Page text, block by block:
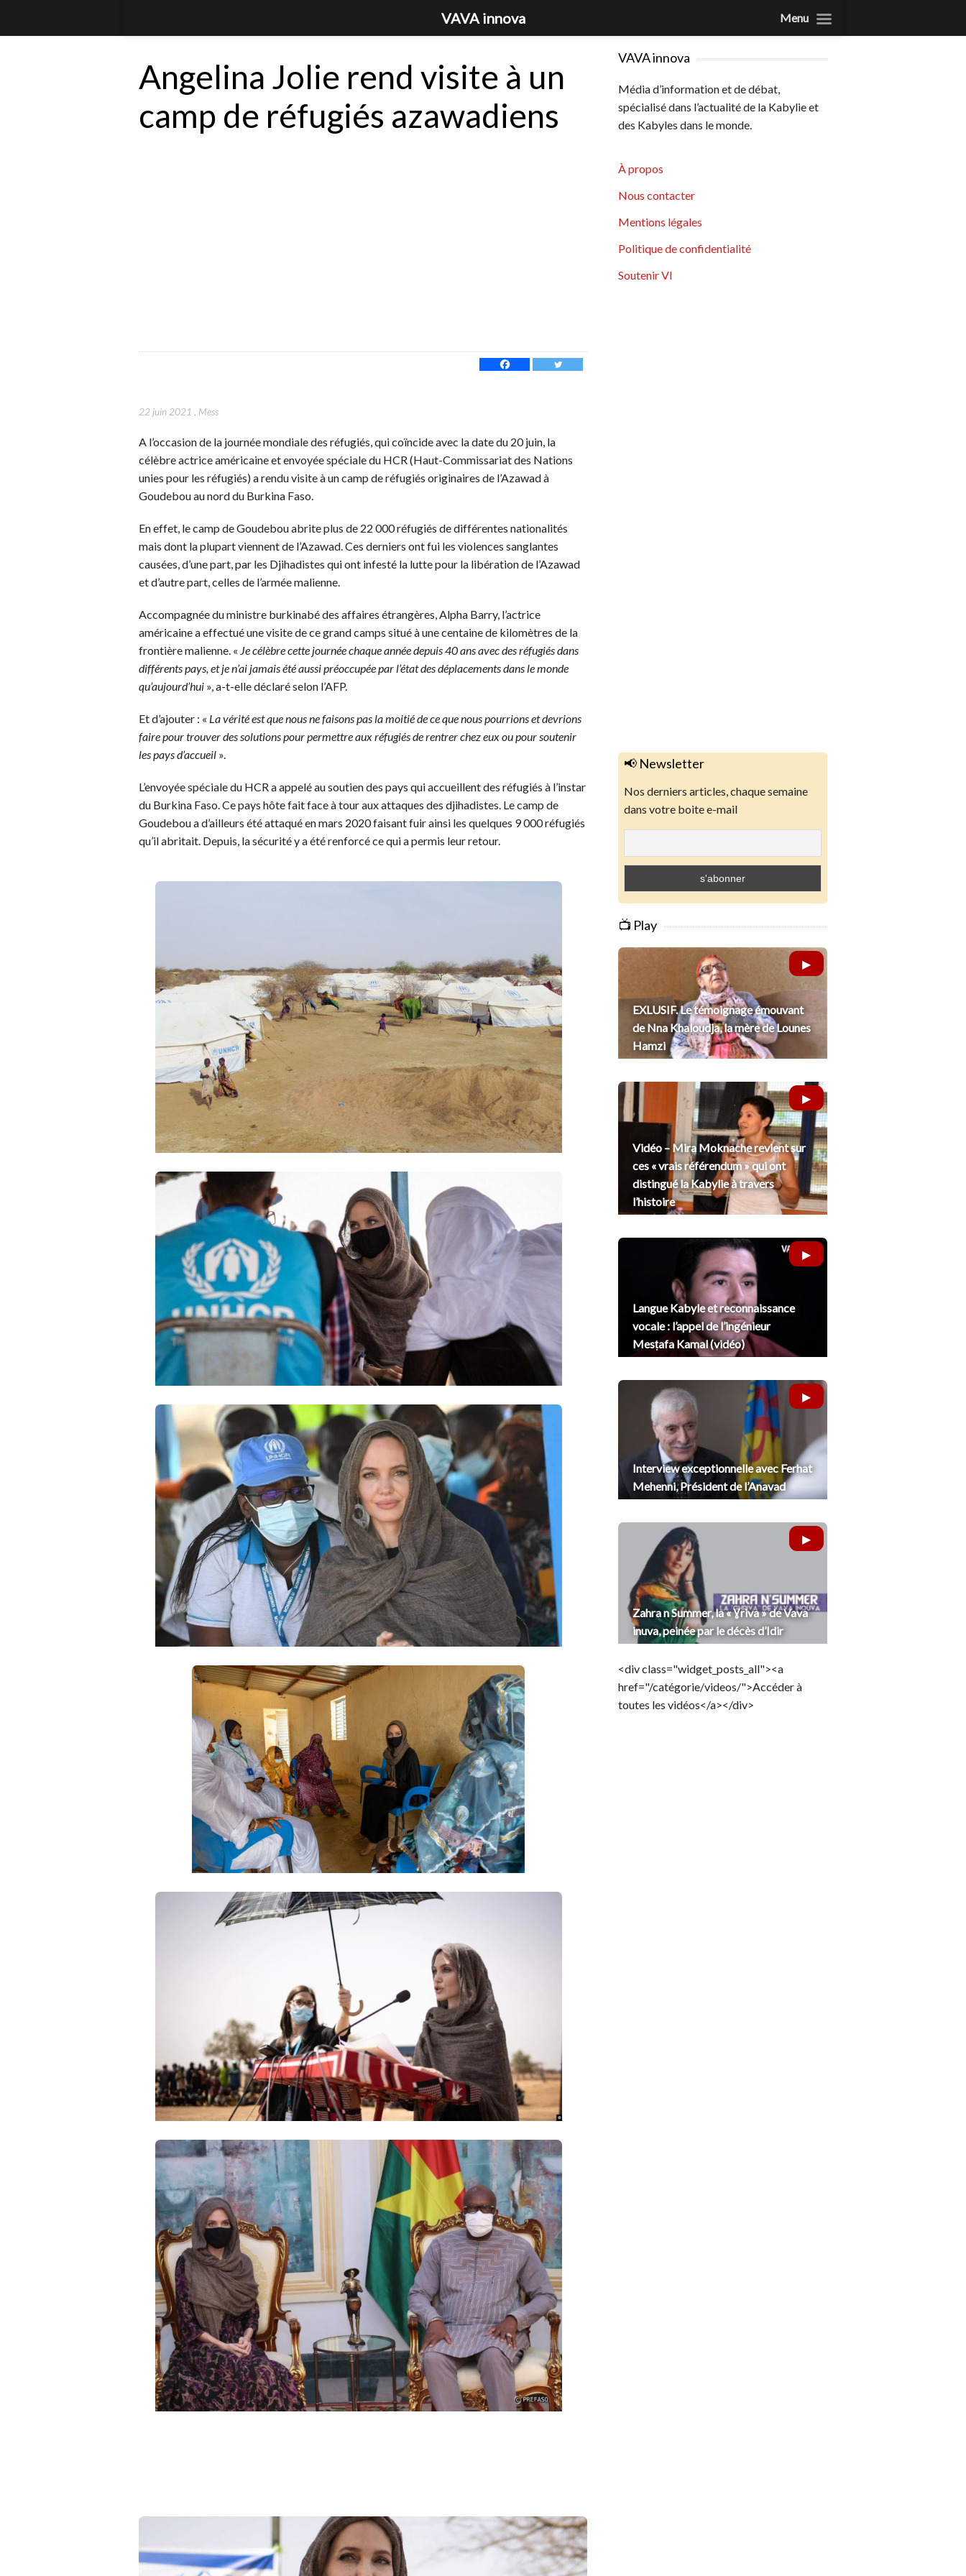
Angelina Jolie rend visite à un
camp de réfugiés azawadiens
22 juin 2021 , Mess
A l’occasion de la journée mondiale des réfugiés, qui coïncide avec la date du 20 juin, la
célèbre actrice américaine et envoyée spéciale du HCR (Haut-Commissariat des Nations
unies pour les réfugiés) a rendu visite à un camp de réfugiés originaires de l’Azawad à
Goudebou au nord du Burkina Faso.
En effet, le camp de Goudebou abrite plus de 22 000 réfugiés de différentes nationalités
mais dont la plupart viennent de l’Azawad. Ces derniers ont fui les violences sanglantes
causées, d’une part, par les Djihadistes qui ont infesté la lutte pour la libération de l’Azawad
et d’autre part, celles de l’armée malienne.
Accompagnée du ministre burkinabé des affaires étrangères, Alpha Barry, l’actrice
américaine a effectué une visite de ce grand camps situé à une centaine de kilomètres de la
frontière malienne. « Je célèbre cette journée chaque année depuis 40 ans avec des réfugiés dans
différents pays, et je n’ai jamais été aussi préoccupée par l’état des déplacements dans le monde
qu’aujourd’hui », a-t-elle déclaré selon l’AFP.
Et d’ajouter : « La vérité est que nous ne faisons pas la moitié de ce que nous pourrions et devrions
faire pour trouver des solutions pour permettre aux réfugiés de rentrer chez eux ou pour soutenir
les pays d’accueil ».
L’envoyée spéciale du HCR a appelé au soutien des pays qui accueillent des réfugiés à l’instar
du Burkina Faso. Ce pays hôte fait face à tour aux attaques des djihadistes. Le camp de
Goudebou a d’ailleurs été attaqué en mars 2020 faisant fuir ainsi les quelques 9 000 réfugiés
qu’il abritait. Depuis, la sécurité y a été renforcé ce qui a permis leur retour.
VAVA innova
Média d’information et de débat,
spécialisé dans l’actualité de la Kabylie et
des Kabyles dans le monde.
À propos
Nous contacter
Mentions légales
Politique de confidentialité
Soutenir VI
📢 Newsletter
Nos derniers articles, chaque semaine
dans votre boite e-mail
📺 Play
EXLUSIF. Le témoignage émouvant
de Nna Khaloudja, la mère de Lounes
Hamzi
Vidéo – Mira Moknache revient sur
ces « vrais référendum » qui ont
distingué la Kabylie à travers
l’histoire
Langue Kabyle et reconnaissance
vocale : l’appel de l’ingénieur
Mesṭafa Kamal (vidéo)
Interview exceptionnelle avec Ferhat
Mehenni, Président de l’Anavad
Zahra n Summer, la « Ɣriva » de Vava
inuva, peinée par le décès d’Idir
<div class="widget_posts_all"><a
href="/catégorie/videos/">Accéder à
toutes les vidéos</a></div>
VAVA innova Menu